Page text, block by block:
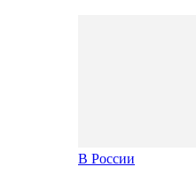
В России